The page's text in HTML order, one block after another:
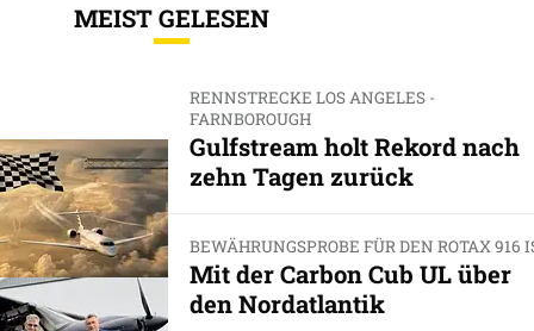
MEIST GELESEN
RENNSTRECKE LOS ANGELES -
FARNBOROUGH
Gulfstream holt Rekord nach
zehn Tagen zurück
BEWÄHRUNGSPROBE FÜR DEN ROTAX 916
Mit der Carbon Cub UL über
den Nordatlantik